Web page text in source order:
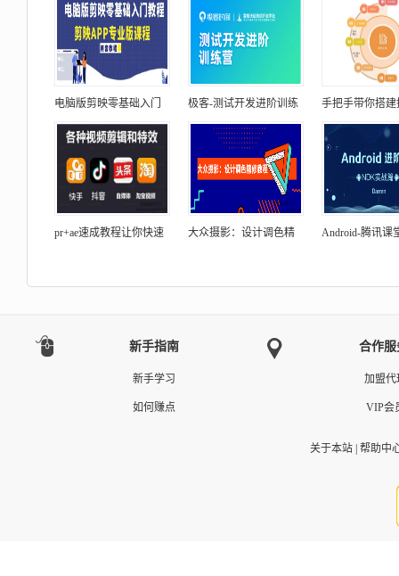
电脑版剪映零基础入门 极客-测试开发进阶训练 手把手带你搭建
pr+ae速成教程让你快速 大众摄影：设计调色精 Android-腾讯课
新手指南
新手学习
如何赚点
合作服
加盟代
VIP会
关于本站| 帮助中